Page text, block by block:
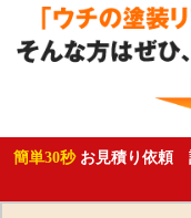
簡単30秒 お見積り依頼